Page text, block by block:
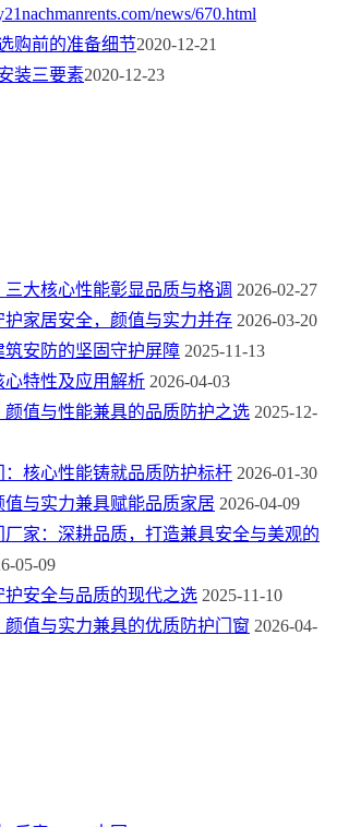
news/670.html
购前的准备细节2020-12-21
装三要素2020-12-23
大核心性能彰显品质与格调 2026-02-27
护家居安全，颜值与实力并存 2026-03-20
筑安防的坚固守护屏障 2025-11-13
心特性及应用解析 2026-04-03
颜值与性能兼具的品质防护之选 2025-12-
：核心性能铸就品质防护标杆 2026-01-30
值与实力兼具赋能品质家居 2026-04-09
家：深耕品质，打造兼具安全与美观的
05-09
护安全与品质的现代之选 2025-11-10
颜值与实力兼具的优质防护门窗 2026-04-